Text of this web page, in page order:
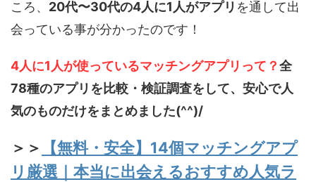
ころ、 20代〜30代の4人に1人がアプリ を通して出
会っている事が分かったのです！
4人に1人が使っているマッチングアプリって？全
78種のアプリを比較・検証調査をして、安心で人
気のものだけをまとめました(^^)/
＞＞
【無料・安全】14個マッチングアプ
リ厳選｜本当に出会えるおすすめ人気ラ